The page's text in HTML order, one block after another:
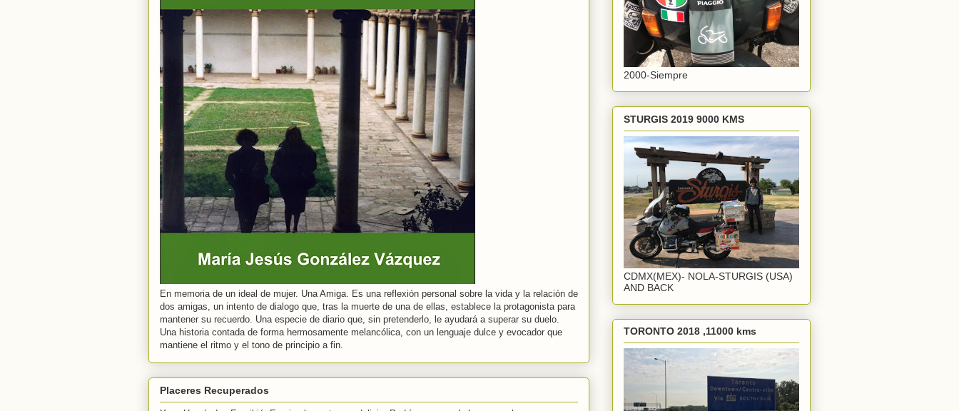
En memoria de un ideal de mujer. Una Amiga. Es una reflexión personal sobre la vida y la relación de
dos amigas, un intento de dialogo que, tras la muerte de una de ellas, establece la protagonista para
mantener su recuerdo. Una especie de diario que, sin pretenderlo, le ayudará a superar su duelo.
Una historia contada de forma hermosamente melancólica, con un lenguaje dulce y evocador que
mantiene el ritmo y el tono de principio a fin.
Placeres Recuperados
2000-Siempre
STURGIS 2019 9000 KMS
CDMX(MEX)- NOLA-STURGIS (USA)
AND BACK
TORONTO 2018 ,11000 kms